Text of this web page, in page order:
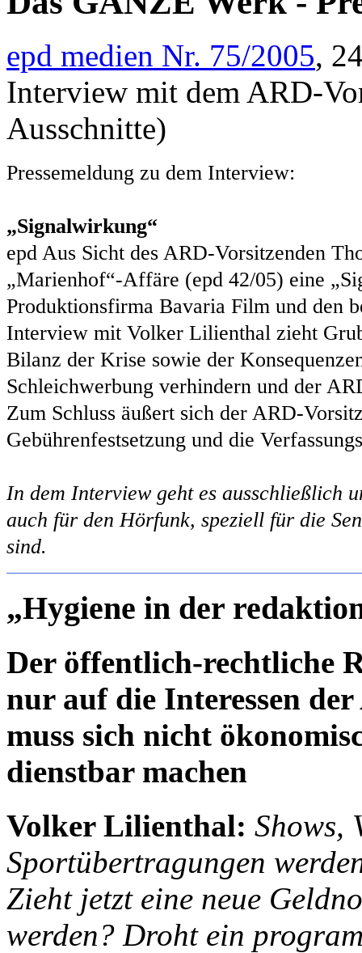
epd medien Nr. 75/2005,
Interview mit dem ARD-
Ausschnitte)
Pressemeldung zu dem Interview:
„Signalwirkung“
epd Aus Sicht des ARD-Vorsitzenden
„Marienhof“-Affäre (epd 42/05) eine
Produktionsfirma Bavaria Film und den
Interview mit Volker Lilienthal zieht
Bilanz der Krise sowie der
Schleichwerbung verhindern und der
Zum Schluss äußert sich der ARD-
Gebührenfestsetzung und die
In dem Interview geht es ausschließlich
auch für den Hörfunk, speziell für die
sind.
„Hygiene in der
Der öffentlich-rechtliche
nur auf die Interessen
muss sich nicht
dienstbar machen
Volker Lilienthal: Shows,
Sportübertragungen
Zieht jetzt eine neue
werden? Droht ein